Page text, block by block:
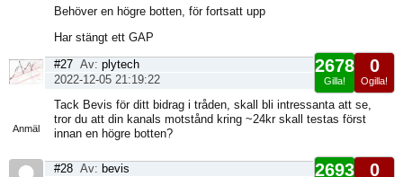
Behöver en högre botten, för fortsatt upp
Har stängt ett GAP
Anmäl
0
Ogilla!
2678
Gilla!
#27 Av: plytech
2022-12-05 21:19:22
Tack Bevis för ditt bidrag i tråden, skall bli intressanta att se,
tror du att din kanals motstånd kring ~24kr skall testas först
innan en högre botten?
0
2693
#28 Av: bevis